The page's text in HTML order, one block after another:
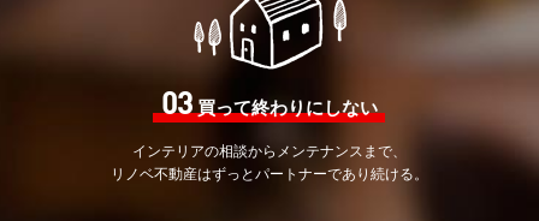
03買って終わりにしない
インテリアの相談から メンテナンスまで、
リノベ不動産はずっとパートナーであり続ける。